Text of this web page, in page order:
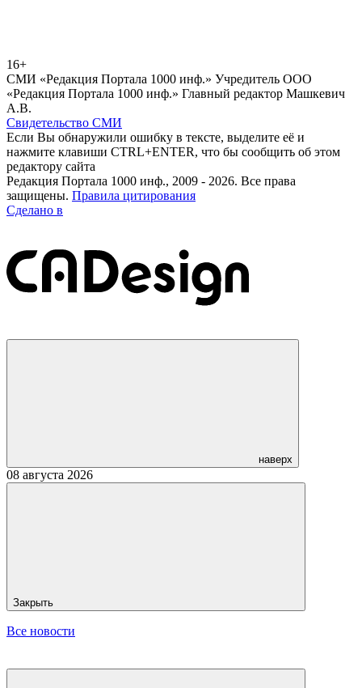
16+
СМИ «Редакция Портала 1000 инф.» Учредитель ООО
«Редакция Портала 1000 инф.» Главный редактор Машкевич
А.В.
Свидетельство СМИ
Если Вы обнаружили ошибку в тексте, выделите её и
нажмите клавиши CTRL+ENTER, что бы сообщить об этом
редактору сайта
Редакция Портала 1000 инф., 2009 - 2026. Все права
защищены. Правила цитирования
Сделано в
наверх
08 августа 2026
Закрыть
Все новости